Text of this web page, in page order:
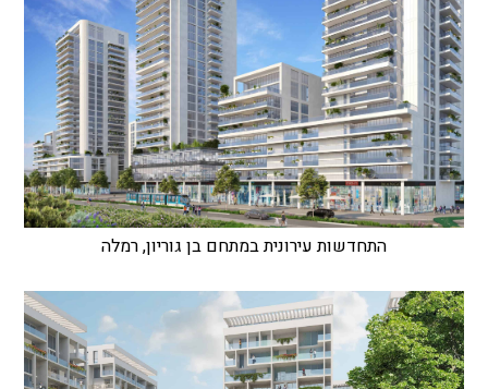
התחדשות עירונית במתחם בן גוריון, רמלה